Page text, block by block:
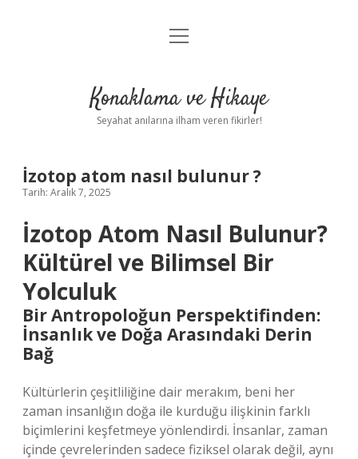
Anasayfa
Yasal Uyarı
menüyü
Konaklama ve Hikaye
Seyahat anılarına ilham veren fikirler!
İzotop atom nasıl bulunur ?
Tarih: Aralık 7, 2025
İzotop Atom Nasıl Bulunur?
Kültürel ve Bilimsel Bir
Yolculuk
Bir Antropoloğun Perspektifinden:
İnsanlık ve Doğa Arasındaki Derin
Bağ
Kültürlerin çeşitliliğine dair merakım, beni her
zaman insanlığın doğa ile kurduğu ilişkinin farklı
biçimlerini keşfetmeye yönlendirdi. İnsanlar, zaman
içinde çevrelerinden sadece fiziksel olarak değil, aynı